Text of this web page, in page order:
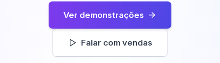
Ver demonstrações
Falar com vendas